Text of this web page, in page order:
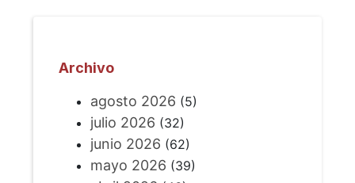
Archivo
agosto 2026 (5)
julio 2026 (32)
junio 2026 (62)
mayo 2026 (39)